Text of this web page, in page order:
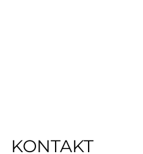
KONTAKT